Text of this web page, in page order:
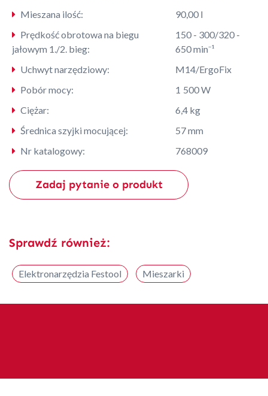
Mieszana ilość:
90,00 l
Prędkość obrotowa na biegu
jałowym 1./2. bieg:
150 - 300/320 -
650 min⁻¹
Uchwyt narzędziowy:
M14/ErgoFix
Pobór mocy:
1 500 W
Ciężar:
6,4 kg
Średnica szyjki mocującej:
57 mm
Nr katalogowy:
768009
Zadaj pytanie o produkt
Sprawdź również:
Elektronarzędzia Festool Mieszarki